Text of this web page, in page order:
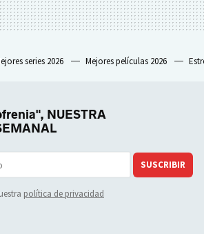
series 2026 Mejores películas 2026
NUESTRA
SUSCRIBIR
política de privacidad